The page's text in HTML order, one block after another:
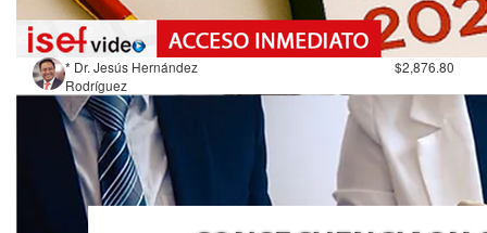
* Dr. Jesús Hernández
Rodríguez
$2,876.80